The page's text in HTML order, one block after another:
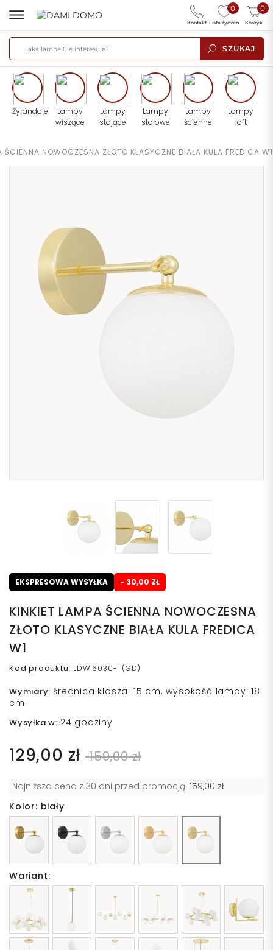
SZUKAJ
0
Lista życzeń
0
Koszyk
Kontakt
Żyrandole
Lampy
wiszące
Lampy
stojące
Lampy
stołowe
Lampy
ścienne
Lampy
loft
ŚCIENNA NOWOCZESNA ZŁOTO KLASYCZNE BIAŁA KULA FREDICA W1
EKSPRESOWA WYSYŁKA - 30,00 ZŁ
KINKIET LAMPA ŚCIENNA NOWOCZESNA
ZŁOTO KLASYCZNE BIAŁA KULA FREDICA
W1
Kod produktu: LDW 6030-1 (GD)
Wymiary: średnica klosza: 15 cm. wysokość lampy: 18
cm.
Wysyłka w: 24 godziny
129,00 zł 159,00 zł
Najniższa cena z 30 dni przed promocją: 159,00 zł
Kolor: biały
Wariant: